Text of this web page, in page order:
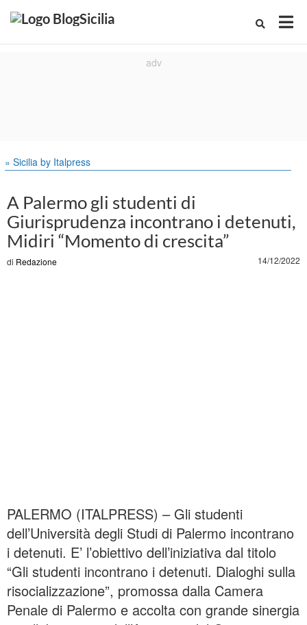
» Sicilia by Italpress
A Palermo gli studenti di
Giurisprudenza incontrano i detenuti,
Midiri “Momento di crescita”
di Redazione 14/12/2022
PALERMO (ITALPRESS) – Gli studenti
dell’Università degli Studi di Palermo incontrano
i detenuti. E’ l’obiettivo dell’iniziativa dal titolo
“Gli studenti incontrano i detenuti. Dialoghi sulla
risocializzazione”, promossa dalla Camera
Penale di Palermo e accolta con grande sinergia